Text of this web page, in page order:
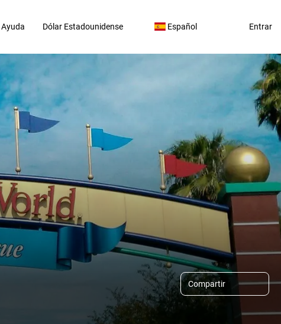
Ayuda Dólar Estadounidense Español Entrar
Compartir